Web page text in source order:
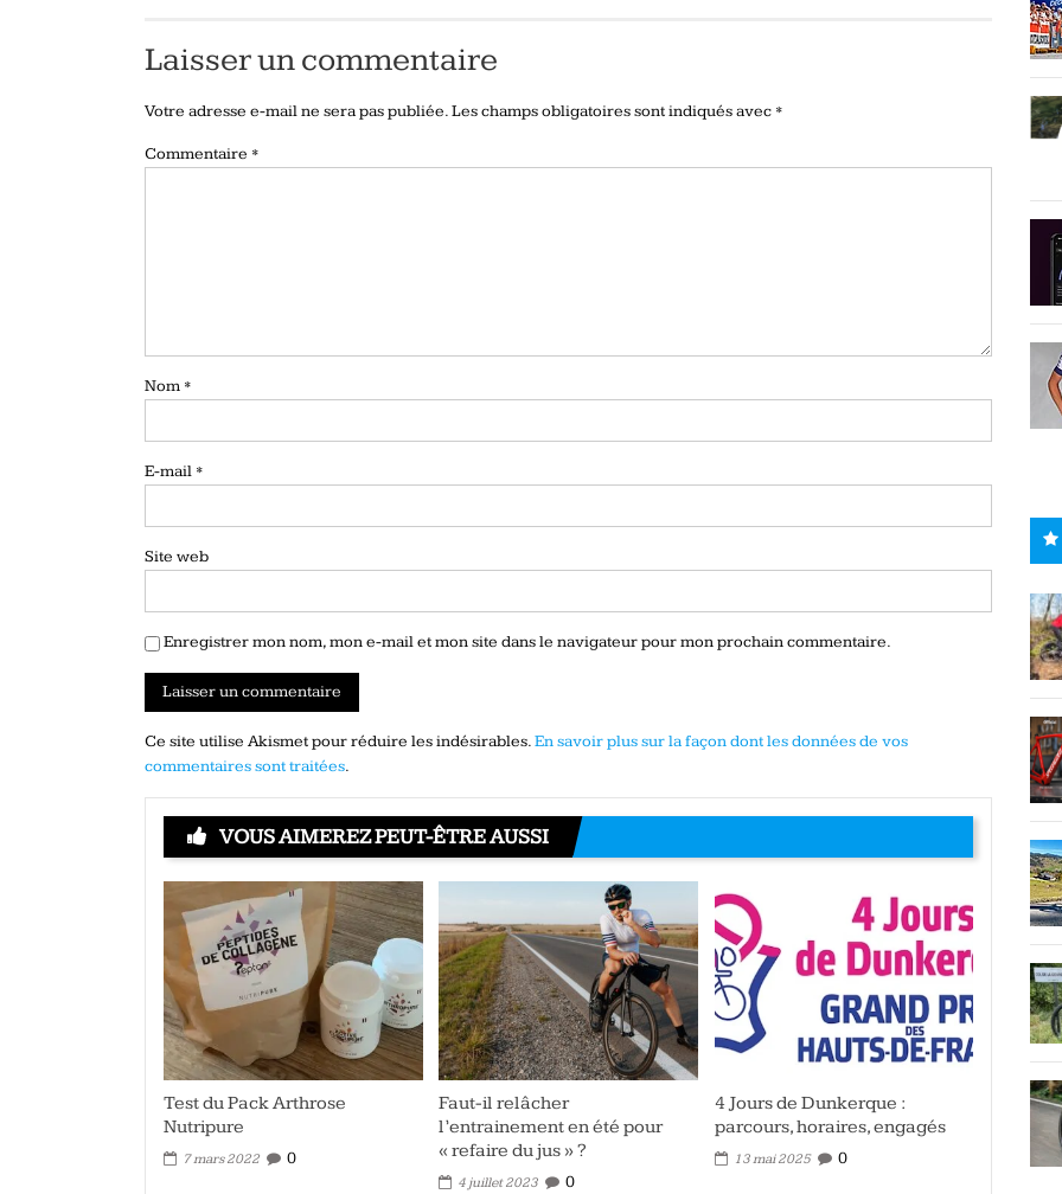
Laisser un commentaire
Votre adresse e-mail ne sera pas publiée.Les champs obligatoires sont indiqués avec *
Commentaire *
Nom *
E-mail *
Site web
Enregistrer mon nom, mon e-mail et mon site dans le navigateur pour mon prochain commentaire.
Ce site utilise Akismet pour réduire les indésirables.En savoir plus sur la façon dont les données de vos
commentaires sont traitées.
VOUS AIMEREZ PEUT-ÊTRE AUSSI
Test du Pack Arthrose
Nutripure
7 mars 2022 0
Faut-il relâcher
l’entrainement en été pour
« refaire du jus » ?
4 juillet 2023 0
4 Jours de Dunkerque :
parcours, horaires, engagés
13 mai 2025 0